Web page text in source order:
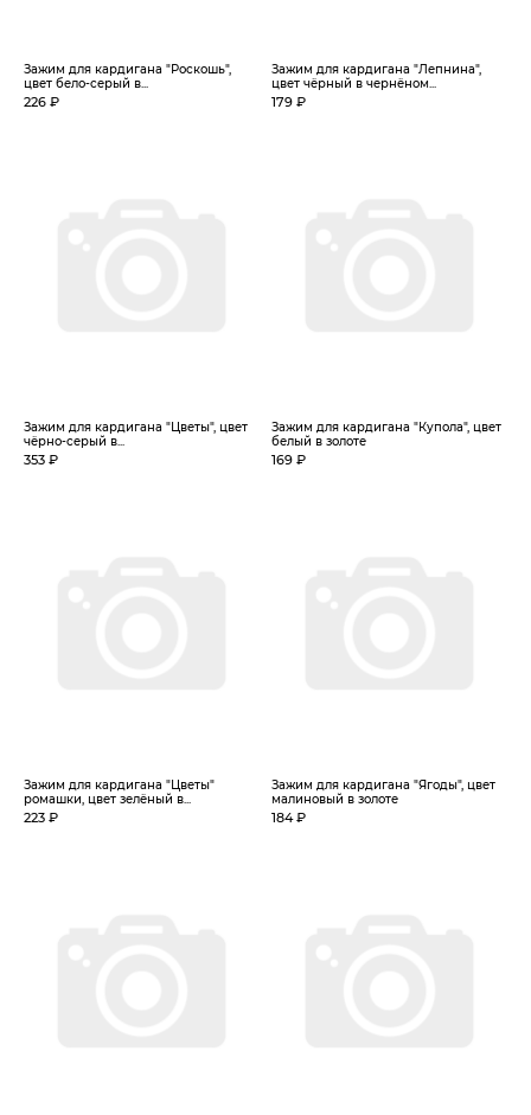
Зажим для кардигана "Роскошь",
цвет бело-серый в...
226 ₽
Зажим для кардигана "Лепнина",
цвет чёрный в чернёном...
179 ₽
Зажим для кардигана "Цветы", цвет
чёрно-серый в...
353 ₽
Зажим для кардигана "Купола", цвет
белый в золоте
169 ₽
Зажим для кардигана "Цветы"
ромашки, цвет зелёный в...
223 ₽
Зажим для кардигана "Ягоды", цвет
малиновый в золоте
184 ₽